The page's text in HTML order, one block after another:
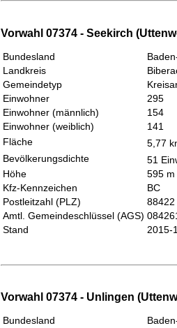
Vorwahl 07374 - Seekirch
Bundesland
Landkreis
Gemeindetyp
Einwohner
295
Einwohner (männlich)
154
Einwohner (weiblich)
141
Fläche
5,77
Bevölkerungsdichte
51
Höhe
595 m
Kfz-Kennzeichen
BC
Postleitzahl (PLZ)
88422
Amtl. Gemeindeschlüssel (AGS)
Stand
2015-
Vorwahl 07374 - Unlingen
Bundesland